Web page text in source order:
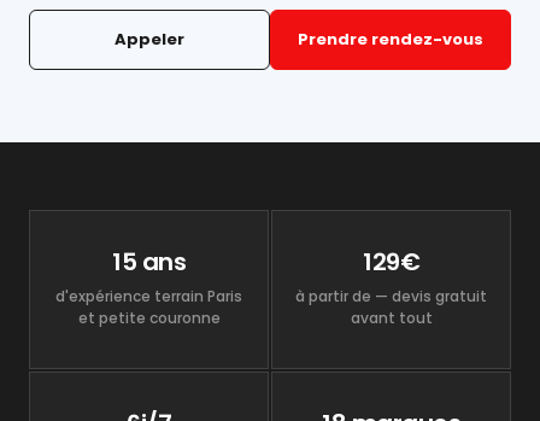
Appeler Prendre rendez-vous
15 ans
d'expérience terrain Paris
et petite couronne
129€
à partir de — devis gratuit
avant tout